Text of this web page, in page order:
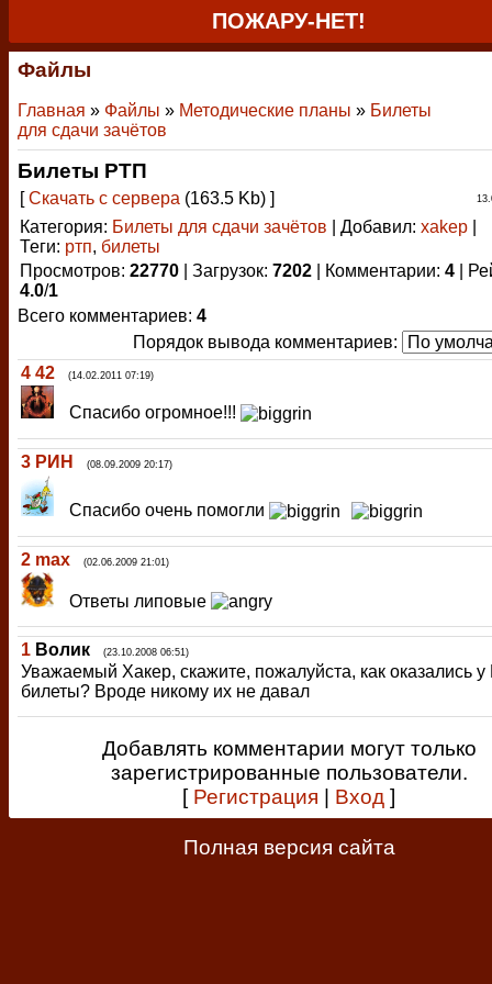
ПОЖАРУ-НЕТ!
Файлы
Главная » Файлы » Методические планы » Билеты
для сдачи зачётов
Билеты РТП
[Скачать с сервера (163.5 Kb) ]
Категория: Билеты для сдачи зачётов Добавил: xakep
Теги: ртп, билеты
Просмотров: 22770 Загрузок: 7202 Комментарии: 4
4.0/1
Всего комментариев: 4
Порядок вывода комментариев:
4 42 (14.02.2011 07:19)
Спасибо огромное!!!
3 РИН (08.09.2009 20:17)
Спасибо очень помогли
2 max (02.06.2009 21:01)
Ответы липовые
1 Волик (23.10.2008 06:51)
Уважаемый Хакер, скажите, пожалуйста, как оказались
билеты? Вроде никому их не давал
Добавлять комментарии могут только
зарегистрированные пользователи.
[ Регистрация Вход ]
Полная версия сайта